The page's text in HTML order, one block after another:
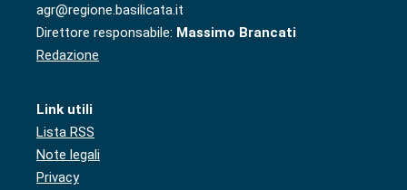
agr@regione.basilicata.it
Direttore responsabile: Massimo Brancati
Redazione
Link utili
Lista RSS
Note legali
Privacy